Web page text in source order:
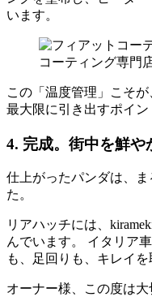
います。
この「温度管理」こそ
最大限に引き出すポイン
4. 完成。街中を鮮や
仕上がったパンダは、
た。
リアハッチには、
んでいます。 イタリア
も、足回りも、キレイ
オーナー様、この度は